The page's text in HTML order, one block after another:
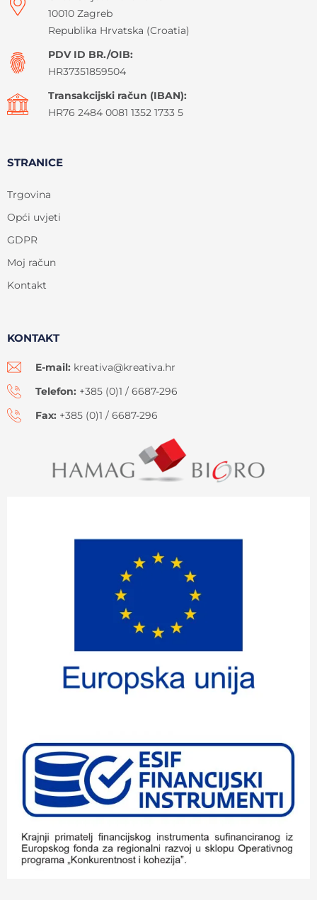
10010 Zagreb
Republika Hrvatska (Croatia)
PDV ID BR./OIB:
HR37351859504
Transakcijski račun (IBAN):
HR76 2484 0081 1352 1733 5
STRANICE
Trgovina
Opći uvjeti
GDPR
Moj račun
Kontakt
KONTAKT
E-mail: kreativa@kreativa.hr
Telefon: +385 (0)1 / 6687-296
Fax: +385 (0)1 / 6687-296